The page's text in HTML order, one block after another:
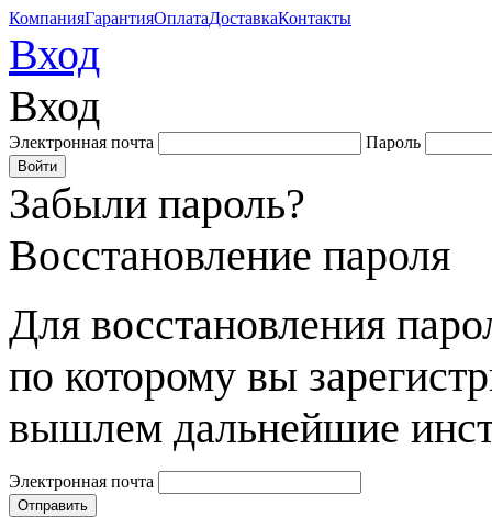
КомпанияГарантияОплатаДоставкаКонтакты
Вход
Вход
Электронная почта Пароль
Забыли пароль?
Восстановление пароля
Для восстановления
по которому вы
вышлем дальнейшие
Электронная почта